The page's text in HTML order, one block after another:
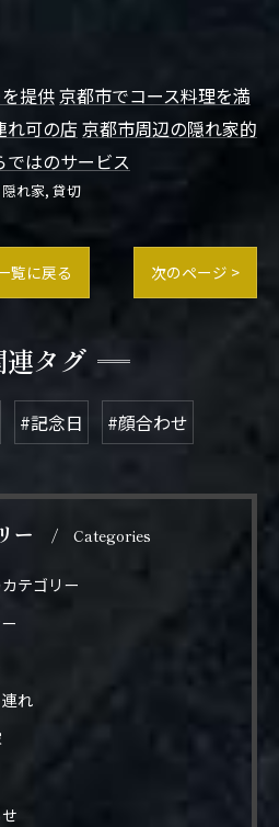
提供京都市でコース料理を満
れ可の店京都市周辺の隠れ家的
はのサービス
隠れ家 貸切
覧に戻る 次のページ >
連タグ
#記念日 #顔合わせ
ー Categories
テゴリー
れ